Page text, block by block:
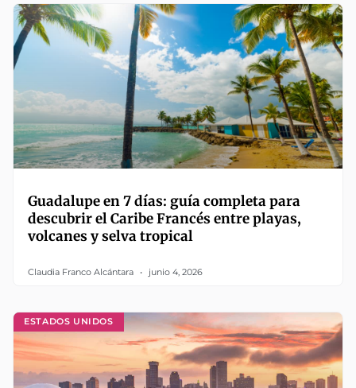
Guadalupe en 7 días: guía completa para
descubrir el Caribe Francés entre playas,
volcanes y selva tropical
Claudia Franco Alcántara junio 4, 2026
ESTADOS UNIDOS